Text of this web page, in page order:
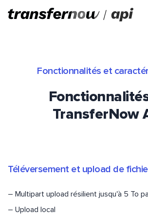
Fonctionnalités et
TransferNow
Téléversement et upload de
– Multipart upload résilient jusqu'à 5 To
– Upload local